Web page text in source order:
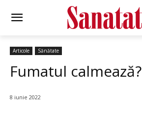
Articole Sănătate
Fumatul calmează?
8 iunie 2022